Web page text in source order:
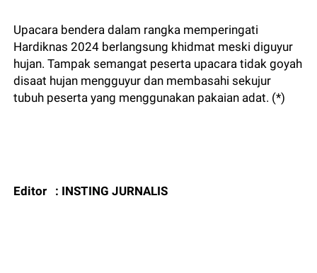
Upacara bendera dalam rangka memperingati
Hardiknas 2024 berlangsung khidmat meski diguyur
hujan. Tampak semangat peserta upacara tidak goyah
disaat hujan mengguyur dan membasahi sekujur
tubuh peserta yang menggunakan pakaian adat. (*)
Editor : INSTING JURNALIS